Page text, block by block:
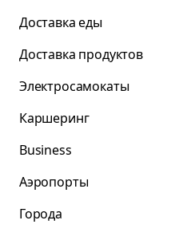
Доставка еды
Доставка продуктов
Электросамокаты
Каршеринг
Business
Аэропорты
Города